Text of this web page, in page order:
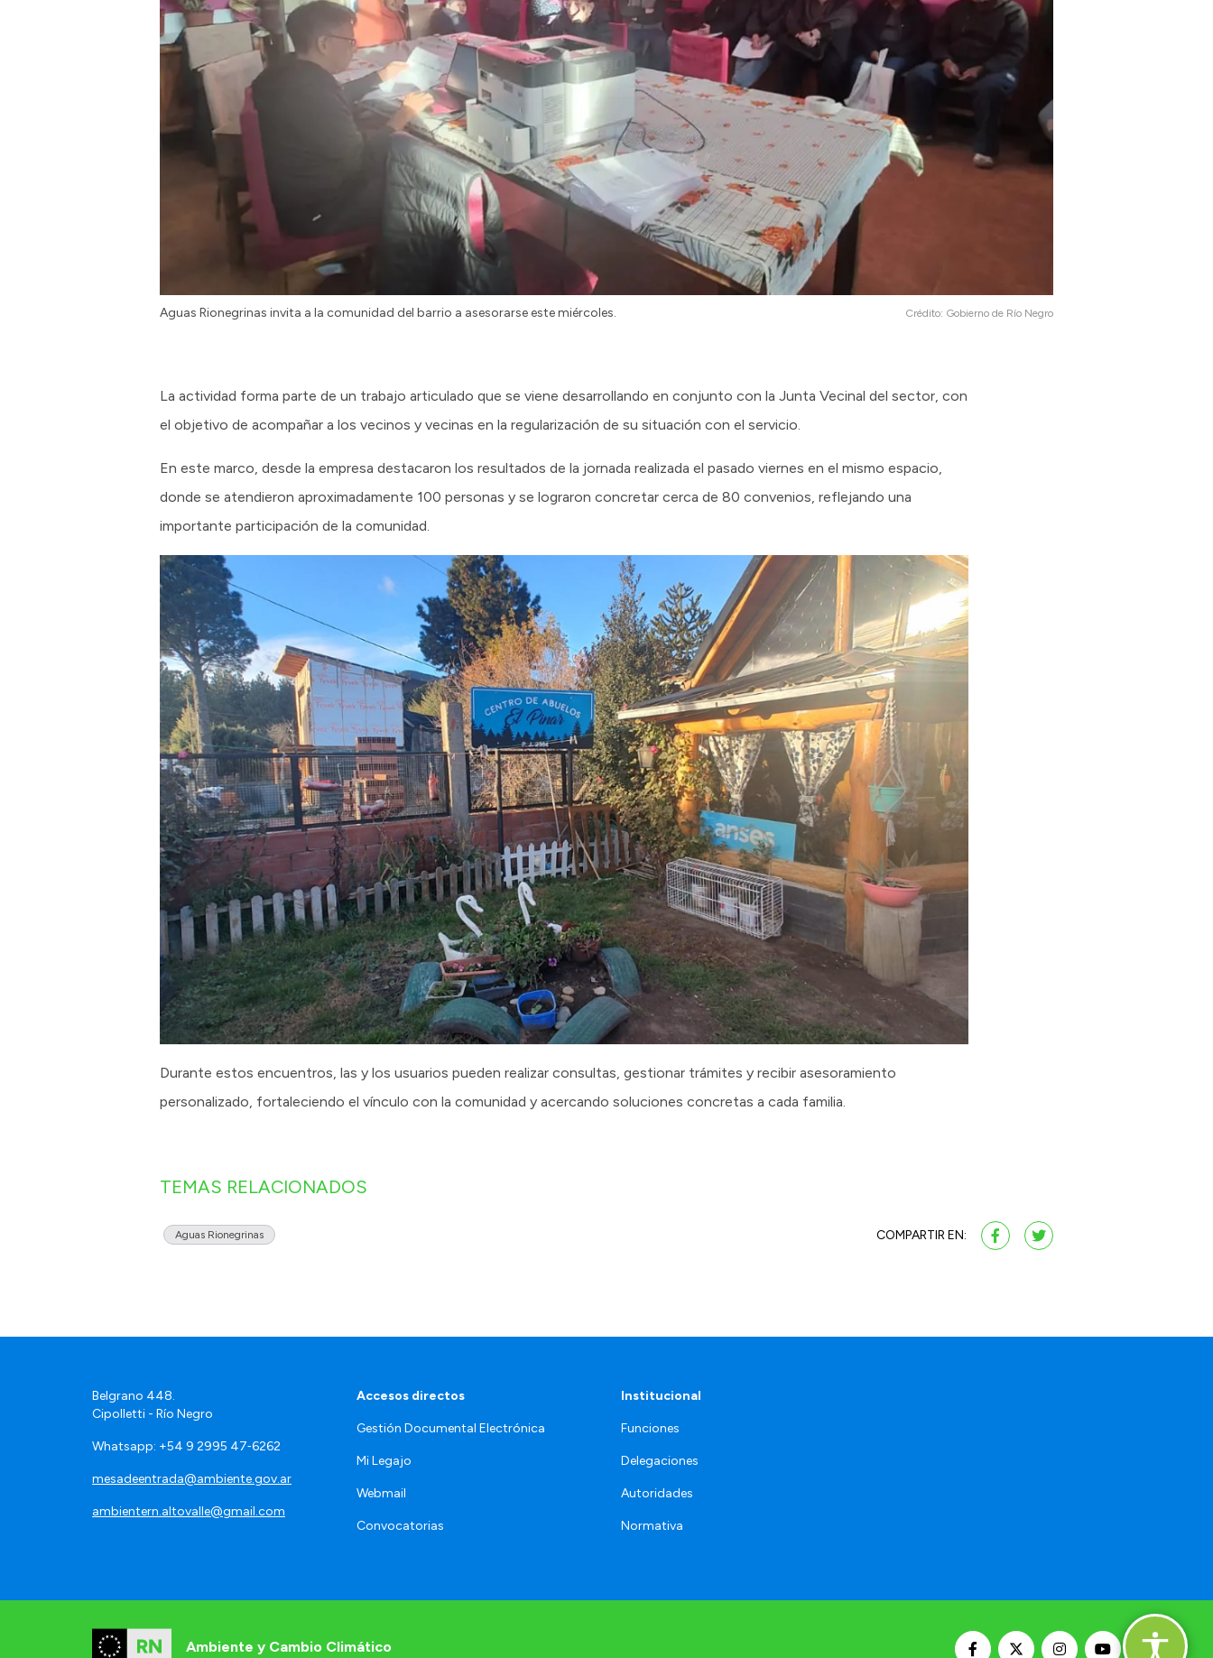
Aguas Rionegrinas invita a la comunidad del barrio a asesorarse este miércoles. Crédito: Gobierno de Río Negro
La actividad forma parte de un trabajo articulado que se viene desarrollando en conjunto con la Junta Vecinal del sector, con
el objetivo de acompañar a los vecinos y vecinas en la regularización de su situación con el servicio.
En este marco, desde la empresa destacaron los resultados de la jornada realizada el pasado viernes en el mismo espacio,
donde se atendieron aproximadamente 100 personas y se lograron concretar cerca de 80 convenios, reflejando una
importante participación de la comunidad.
Durante estos encuentros, las y los usuarios pueden realizar consultas, gestionar trámites y recibir asesoramiento
personalizado, fortaleciendo el vínculo con la comunidad y acercando soluciones concretas a cada familia.
TEMAS RELACIONADOS
Aguas Rionegrinas COMPARTIR EN:
Belgrano 448.
Cipolletti - Río Negro
Whatsapp: +54 9 2995 47‑6262
mesadeentrada@ambiente.gov.ar
ambientern.altovalle@gmail.com
Accesos directos
Gestión Documental Electrónica
Mi Legajo
Webmail
Convocatorias
Institucional
Funciones
Delegaciones
Autoridades
Normativa
Ambiente y Cambio Climático